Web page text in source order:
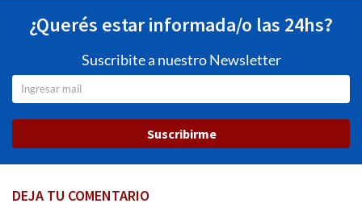
¿Querés estar informada/o las 24hs?
Suscribite a nuestro Newsletter
Suscribirme
DEJA TU COMENTARIO